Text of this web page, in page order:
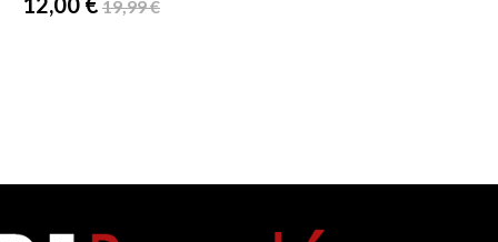
19,99 €